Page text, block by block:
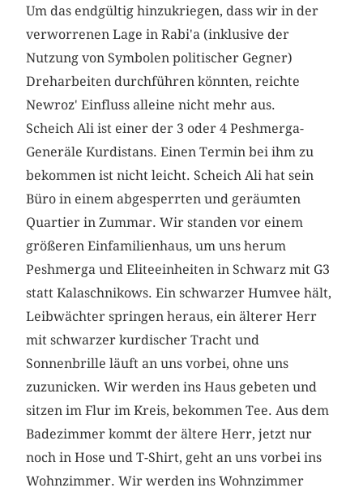
Um das endgültig hinzukriegen, dass wir in der
verworrenen Lage in Rabi'a (inklusive der
Nutzung von Symbolen politischer Gegner)
Dreharbeiten durchführen könnten, reichte
Newroz' Einfluss alleine nicht mehr aus.
Scheich Ali ist einer der 3 oder 4 Peshmerga-
Generäle Kurdistans. Einen Termin bei ihm zu
bekommen ist nicht leicht. Scheich Ali hat sein
Büro in einem abgesperrten und geräumten
Quartier in Zummar. Wir standen vor einem
größeren Einfamilienhaus, um uns herum
Peshmerga und Eliteeinheiten in Schwarz mit G3
statt Kalaschnikows. Ein schwarzer Humvee hält,
Leibwächter springen heraus, ein älterer Herr
mit schwarzer kurdischer Tracht und
Sonnenbrille läuft an uns vorbei, ohne uns
zuzunicken. Wir werden ins Haus gebeten und
sitzen im Flur im Kreis, bekommen Tee. Aus dem
Badezimmer kommt der ältere Herr, jetzt nur
noch in Hose und T-Shirt, geht an uns vorbei ins
Wohnzimmer. Wir werden ins Wohnzimmer